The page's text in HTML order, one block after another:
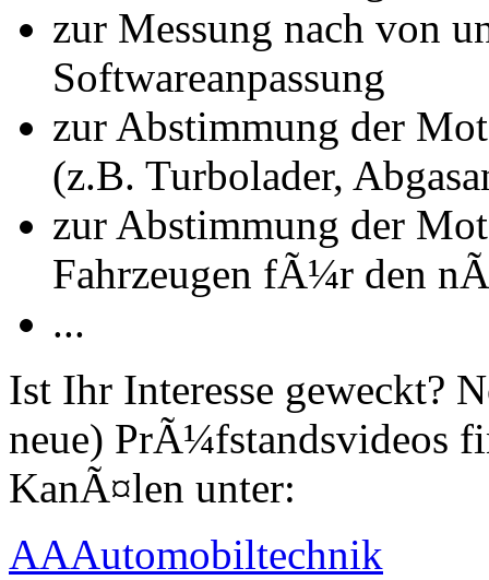
zur Messung nach von
Softwareanpassung
zur Abstimmung der
(z.B. Turbolader,
zur Abstimmung der
Fahrzeugen fÃ¼r den
...
Ist Ihr Interesse geweckt?
neue) PrÃ¼fstandsvideos
KanÃ¤len unter:
AAAutomobiltechnik